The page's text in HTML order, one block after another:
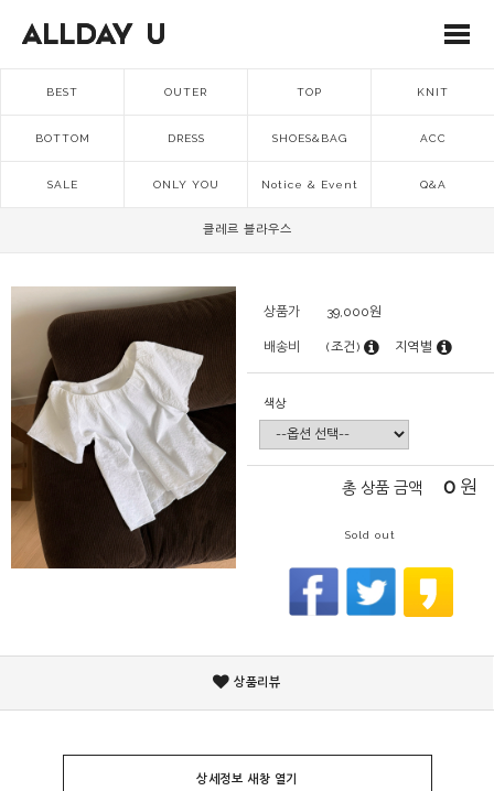
BEST OUTER TOP KNIT
BOTTOM DRESS SHOES&BAG ACC
SALE ONLY YOU Notice & Event Q&A
클레르 블라우스
상품가 39,000원
배송비 (조건) 지역별
색상
총 상품 금액 0 원
Sold out
상품리뷰
상세정보 새창 열기